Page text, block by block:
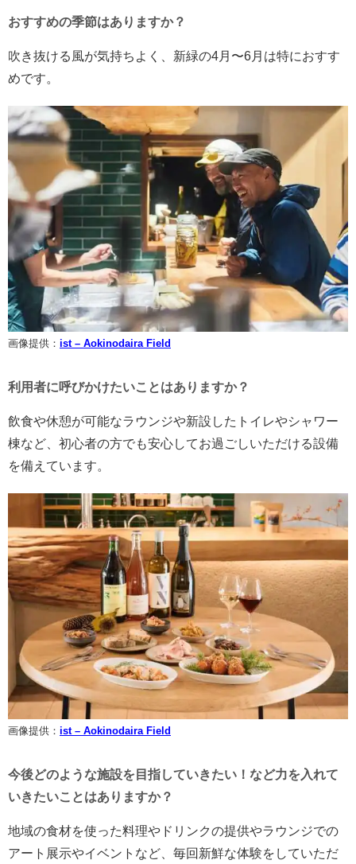
おすすめの季節はありますか？
吹き抜ける風が気持ちよく、新緑の4月〜6月は特におすす
めです。
画像提供： ist – Aokinodaira Field
利用者に呼びかけたいことはありますか？
飲食や休憩が可能なラウンジや新設したトイレやシャワー
棟など、初心者の方でも安心してお過ごしいただける設備
を備えています。
画像提供： ist – Aokinodaira Field
今後どのような施設を目指していきたい！など力を入れて
いきたいことはありますか？
地域の食材を使った料理やドリンクの提供やラウンジでの
アート展示やイベントなど、毎回新鮮な体験をしていただ